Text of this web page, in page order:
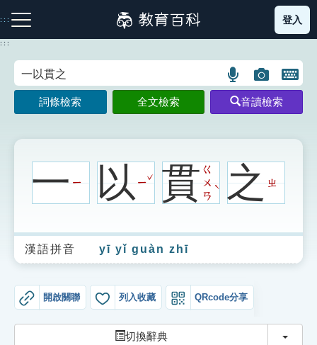
到
主
:::
注音索引圖示 筆畫索引圖示 部首索引表圖示
生字詞彙表
成語故事
索引選單
登入
:::
語
言
搜
示
圖
片
搜
示
開
鍵
圖
詞條檢索 全文檢索 音讀檢索
一ㄧ 以ㄧ
ˇ貫ㄍ
ㄨ
ㄢ
ˋ 之ㄓ
漢語拼音 yī yǐ guàn zhī
開啟關聯 列入收藏 QRcode分享
切換辭典 切換